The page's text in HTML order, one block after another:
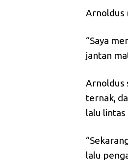
Arnoldus
“Saya
jantan
Arnoldus
ternak,
lalu lintas
lalu